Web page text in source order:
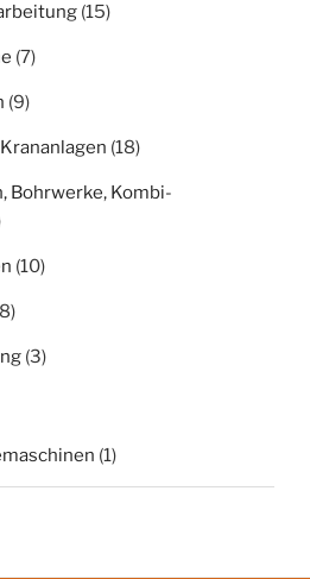
(15)
(7)
(9)
(18)
Bohrwerke, Kombi-
(10)
(3)
(1)